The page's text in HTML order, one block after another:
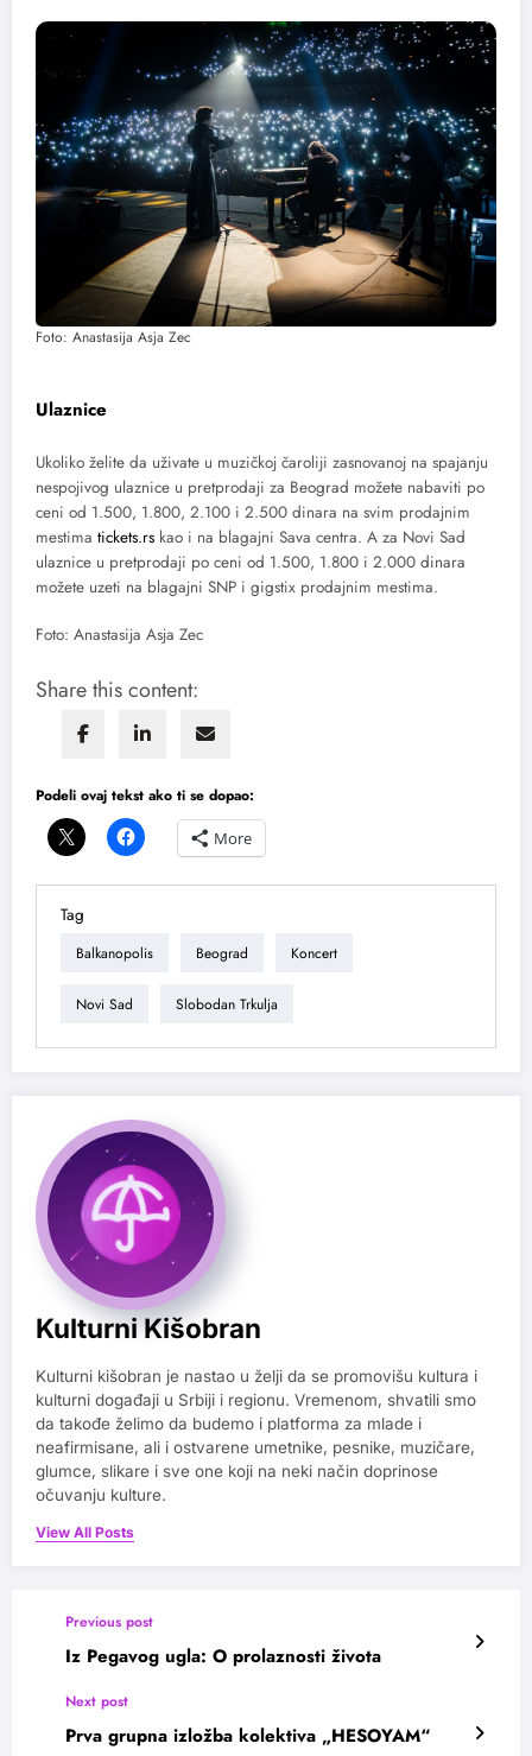
Foto: Anastasija Asja Zec
Ulaznice
Ukoliko želite da uživate u muzičkoj čaroliji zasnovanoj na spajanju
nespojivog ulaznice u pretprodaji za Beograd možete nabaviti po
ceni od 1.500, 1.800, 2.100 i 2.500 dinara na svim prodajnim
mestima tickets.rs kao i na blagajni Sava centra. A za Novi Sad
ulaznice u pretprodaji po ceni od 1.500, 1.800 i 2.000 dinara
možete uzeti na blagajni SNP i gigstix prodajnim mestima.
Foto: Anastasija Asja Zec
Share this content:
Podeli ovaj tekst ako ti se dopao:
More
Tag
Balkanopolis Beograd Koncert
Novi Sad Slobodan Trkulja
Kulturni Kišobran
Kulturni kišobran je nastao u želji da se promovišu kultura i
kulturni događaji u Srbiji i regionu. Vremenom, shvatili smo
da takođe želimo da budemo i platforma za mlade i
neafirmisane, ali i ostvarene umetnike, pesnike, muzičare,
glumce, slikare i sve one koji na neki način doprinose
očuvanju kulture.
View All Posts
Previous post
Iz Pegavog ugla: O prolaznosti života
Next post
Prva grupna izložba kolektiva „HESOYAM“